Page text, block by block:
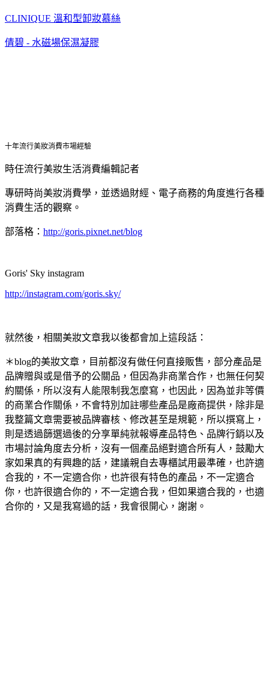
CLINIQUE 溫和型卸妝慕絲
倩碧 - 水磁場保濕凝膠
十年流行美妝消費市場經驗
時任流行美妝生活消費編輯記者
專研時尚美妝消費學，並透過財經、電子商務的角度進行各種
消費生活的觀察。
部落格： http://goris.pixnet.net/blog
Goris' Sky instagram
http://instagram.com/goris.sky/
就然後，相關美妝文章我以後都會加上這段話：
＊blog的美妝文章，目前都沒有做任何直接販售，部分產品是
品牌贈與或是借予的公關品，但因為非商業合作，也無任何契
約關係，所以沒有人能限制我怎麼寫，也因此，因為並非等價
的商業合作關係，不會特別加註哪些產品是廠商提供，除非是
我整篇文章需要被品牌審核、修改甚至是規範，所以撰寫上，
則是透過篩選過後的分享單純就報導產品特色、品牌行銷以及
市場討論角度去分析，沒有一個產品絕對適合所有人，鼓勵大
家如果真的有興趣的話，建議親自去專櫃試用最準確，也許適
合我的，不一定適合你，也許很有特色的產品，不一定適合
你，也許很適合你的，不一定適合我，但如果適合我的，也適
合你的，又是我寫過的話，我會很開心，謝謝。